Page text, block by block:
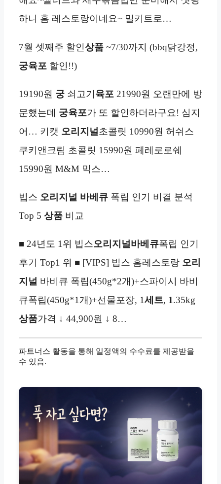
하니 홈 레스토랑이네요~ 밀키트로…
7월 셋째주 할인상품 ~7/30까지 (bbq닭강정,
궁육포 할인!!)
19190원 궁 쇠고기육포 21990원 오랜만에 방
문했는데 궁육포가 또 할인하더라구요! 심지
어… 키캣 오리지널 초콜릿 10990원 허쉬스
쿠키앤크림 초콜릿 15990원 페레로로쉐
15990원 M&M 믹스…
빕스 오리지널 바베큐 폭립 인기 비결 분석
Top 5 상품 비교
■ 24년도 1위 빕스오리지널바베큐폭립 인기
후기 Top1 위 ■ [VIPS] 빕스 홈레스토랑 오리
지널 바비큐 폭립(450g*2개)+스파이시 바비
큐폭립(450g*1개)+선물포장, 1세트, 1.35kg
상품가격 ↓ 44,900원 ↓ 8…
파트너스 활동을 통해 일정액의 수수료를 제공받을
수 있음.